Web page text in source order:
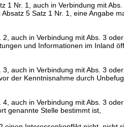
1 Nr. 1, auch in Verbindung mit
5 Satz 1 Nr. 1, eine Angabe
auch in Verbindung mit Abs. 3
und Informationen im Inland
auch in Verbindung mit Abs. 3
der Kenntnisnahme durch
auch in Verbindung mit Abs. 3
genannte Stelle bestimmt ist,